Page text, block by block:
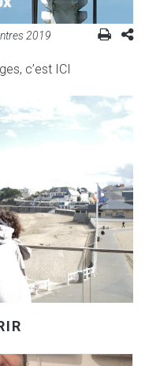
2019
c’est ICI